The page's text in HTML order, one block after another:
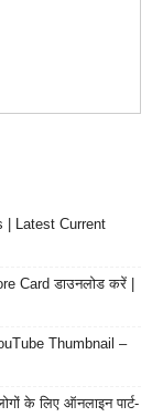
| Latest Current
Card डाउनलोड करें |
Thumbnail –
के लिए ऑनलाइन पार्ट-